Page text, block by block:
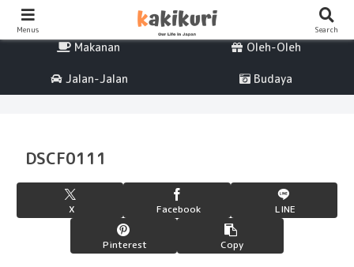
Makanan Oleh-Oleh
Jalan-Jalan Budaya
DSCF0111
X Facebook LINE
Pinterest Copy
Menus Search